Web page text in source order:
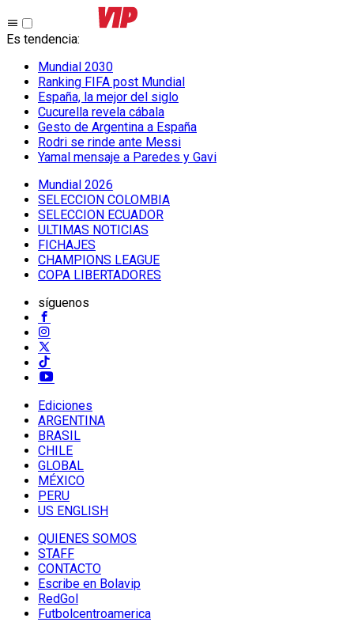
Es tendencia:
Mundial 2030
Ranking FIFA post Mundial
España, la mejor del siglo
Cucurella revela cábala
Gesto de Argentina a España
Rodri se rinde ante Messi
Yamal mensaje a Paredes y Gavi
Mundial 2026
SELECCION COLOMBIA
SELECCION ECUADOR
ULTIMAS NOTICIAS
FICHAJES
CHAMPIONS LEAGUE
COPA LIBERTADORES
síguenos
Ediciones
ARGENTINA
BRASIL
CHILE
GLOBAL
MÉXICO
PERU
US ENGLISH
QUIENES SOMOS
STAFF
CONTACTO
Escribe en Bolavip
RedGol
Futbolcentroamerica